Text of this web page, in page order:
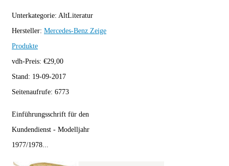
Unterkategorie: AltLiteratur
Hersteller: Mercedes-Benz Zeige
Produkte
vdh-Preis: €29,00
Stand: 19-09-2017
Seitenaufrufe: 6773
Einführungsschrift für den
Kundendienst - Modelljahr
1977/1978...